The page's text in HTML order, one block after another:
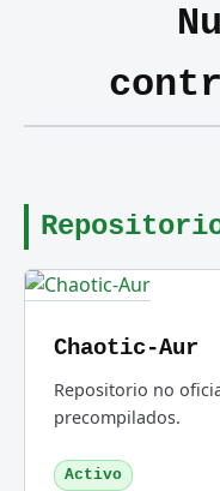
Chaotic-Aur
Repositorio no
precompilados.
Activo